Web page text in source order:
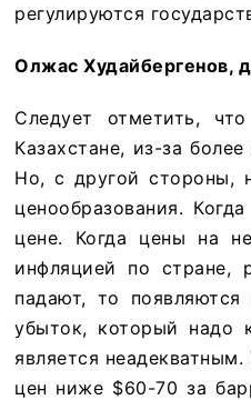
регулируются
Олжас Худайбергенов,
Следует отметить,
Казахстане, из-за
Но, с другой стороны,
ценообразования.
цене. Когда цены на
инфляцией по стране,
падают, то
убыток, который надо
является
цен ниже $60-70 за